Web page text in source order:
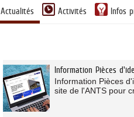
Actualités Activités Infos
Information Pièces
Information Pièces
site de l'ANTS pour